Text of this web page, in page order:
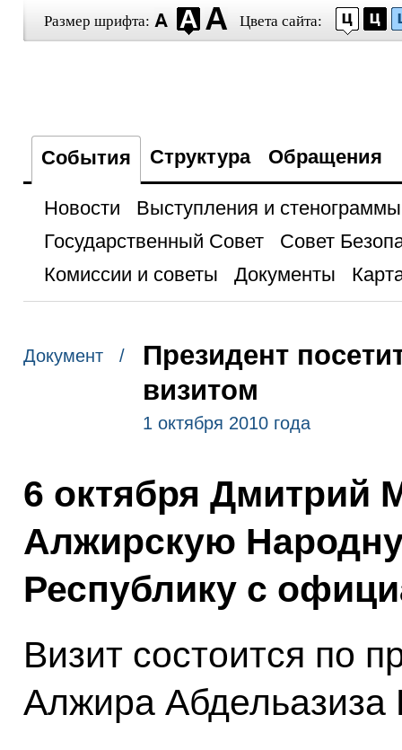
Размер шрифта: Цвета сайта:
События Структура Обращения
Новости
Выступления и стенограммы
Государственный Совет
Совет
Комиссии и советы
Документы
Документ /
Президент
визитом
1 октября 2010 года
6 октября Дмитрий
Алжирскую
Республику с
Визит состоится по
Алжира Абдельазиза